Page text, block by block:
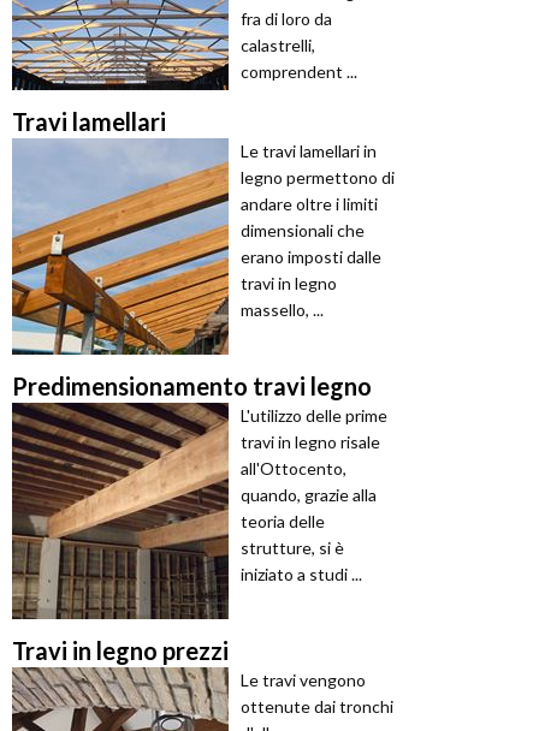
fra di loro da
calastrelli,
comprendent ...
Travi lamellari
Le travi lamellari in
legno permettono di
andare oltre i limiti
dimensionali che
erano imposti dalle
travi in legno
massello, ...
Predimensionamento travi legno
L'utilizzo delle prime
travi in legno risale
all'Ottocento,
quando, grazie alla
teoria delle
strutture, si è
iniziato a studi ...
Travi in legno prezzi
Le travi vengono
ottenute dai tronchi